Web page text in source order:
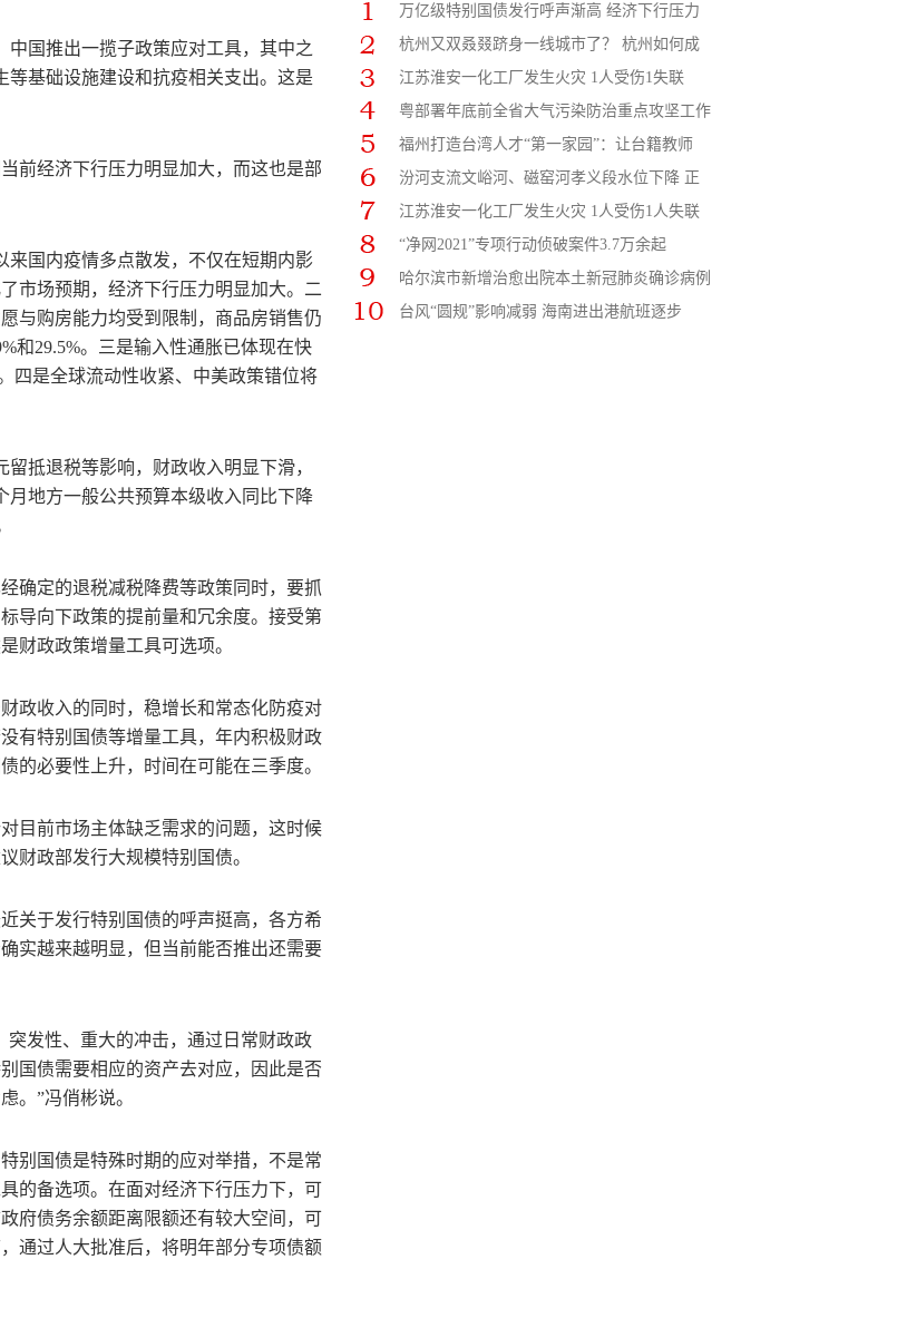
中国推出一揽子政策应对工具，其中之
基础设施建设和抗疫相关支出。这是
前经济下行压力明显加大，而这也是部
来国内疫情多点散发，不仅在短期内影
市场预期，经济下行压力明显加大。二
与购房能力均受到限制，商品房销售仍
和29.5%。三是输入性通胀已体现在快
四是全球流动性收紧、中美政策错位将
抵退税等影响，财政收入明显下滑，
月地方一般公共预算本级收入同比下降
确定的退税减税降费等政策同时，要抓
导向下政策的提前量和冗余度。接受第
财政政策增量工具可选项。
政收入的同时，稳增长和常态化防疫对
有特别国债等增量工具，年内积极财政
的必要性上升，时间在可能在三季度。
目前市场主体缺乏需求的问题，这时候
财政部发行大规模特别国债。
关于发行特别国债的呼声挺高，各方希
实越来越明显，但当前能否推出还需要
发性、重大的冲击，通过日常财政政
国债需要相应的资产去对应，因此是否
。”冯俏彬说。
别国债是特殊时期的应对举措，不是常
的备选项。在面对经济下行压力下，可
府债务余额距离限额还有较大空间，可
通过人大批准后，将明年部分专项债额
万亿级特别国债发行呼声渐高 经济下行压力
杭州又双叒叕跻身一线城市了？ 杭州如何成
江苏淮安一化工厂发生火灾 1人受伤1失联
粤部署年底前全省大气污染防治重点攻坚工作
福州打造台湾人才“第一家园”：让台籍教师
汾河支流文峪河、磁窑河孝义段水位下降 正
江苏淮安一化工厂发生火灾 1人受伤1人失联
“净网2021”专项行动侦破案件3.7万余起
哈尔滨市新增治愈出院本土新冠肺炎确诊病例
台风“圆规”影响减弱 海南进出港航班逐步